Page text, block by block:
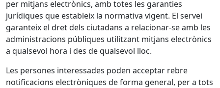
per mitjans electrònics, amb totes les garanties
jurídiques que estableix la normativa vigent. El servei
garanteix el dret dels ciutadans a relacionar-se amb les
administracions públiques utilitzant mitjans electrònics
a qualsevol hora i des de qualsevol lloc.
Les persones interessades poden acceptar rebre
notificacions electròniques de forma general, per a tots